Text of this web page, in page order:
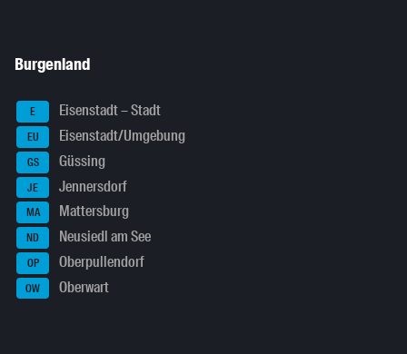
Burgenland
E Eisenstadt – Stadt
EU Eisenstadt/Umgebung
GS Güssing
JE Jennersdorf
MA Mattersburg
ND Neusiedl am See
OP Oberpullendorf
OW Oberwart